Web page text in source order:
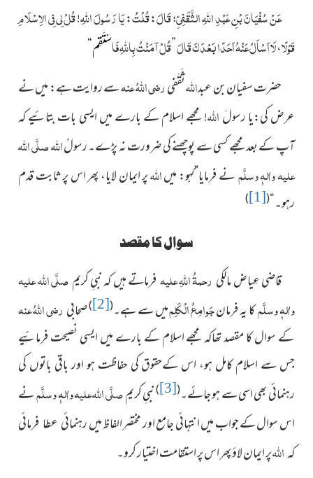
عَنْ سُفْيَانَ بْنِ عَبْدِ اللَّهِ الثَّقَفِيِّ؛ قَالَ:قُلْتُ:يَا رَسُولَ اللَّهِ!قُلْ لِي فِي الاِسْلَامِ
قَوْلًا،لَا اَسْاَلُ عَنْهُ اَحَدًا بَعْدَكَ قَالَ”قُلْ آمَنْتُ بِاللهِ ‌فَاسْتَقِم“
حضرت سفیان بن عبداللہثَقَفیرضی اللہُ عنہسے روایت ہے: میں نے
عرض کی:یا رسولَاللہ! مجھے اسلام کے بارے میں ایسی بات بتائیے کہ
آپ کے بعد مجھے کسی سے پوچھنے کی ضرورت نہ پڑے۔ رسولُاللہصلَّی اللہ
علیہ واٰلہٖ وسلَّمنے فرمایا’’کہو: میںاللہپر ایمان لایا، پھر اس پر ثابت قدم
رہو۔“(
[1]
)
سوال کا مقصد
قاضی عِیاض مالکی رحمۃُ اللہِ علیہفرماتے ہیں کہ نبیِ کریمصلَّی اللہ علیہ
واٰلہٖ وسلَّمکا یہ فرمانجَوامِعُ الْکَلِممیں سے ہے۔(
[2]
)صحابیرضی اللہُ عنہ
کے سوال کا مقصد تھاکہ مجھے اسلام کے بارے میں ایسی نصیحت فرمائیے
جس سے اسلام کامل ہو، اس کےحقوق کی حفاظت ہو اور باقی باتوں کی
رہنمائی بھی اسی سے ہو جائے۔(
[3]
)نبیِ کریمصلَّی اللہ علیہ واٰلہٖ وسلَّمنے
اس سوال کے جواب میں انتہائی جامع اور مختصر الفاظ میںرہنمائی عطا فرمائی
کہ اللہپر ایمان لاؤ پھر اس پر استقامت اختیار کرو۔